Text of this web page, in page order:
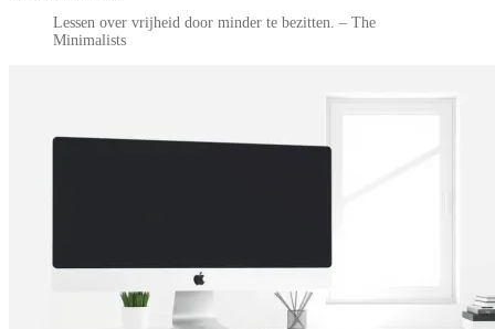
Lessen over vrijheid door minder te bezitten. – The
Minimalists